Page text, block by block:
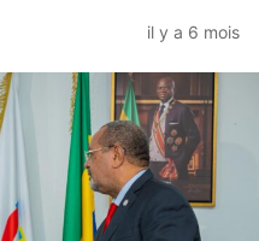
il y a 6 mois